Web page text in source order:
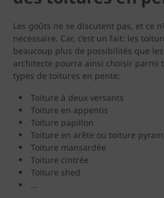
Les goûts ne se discutent pas, et ce
nécessaire. Car, c’est un fait: les
beaucoup plus de possibilités que
architecte pourra ainsi choisir parmi
types de toitures en pente:
Toiture à deux versants
Toiture en appentis
Toiture papillon
Toiture en arête ou toiture
Toiture mansardée
Toiture cintrée
Toiture shed
…